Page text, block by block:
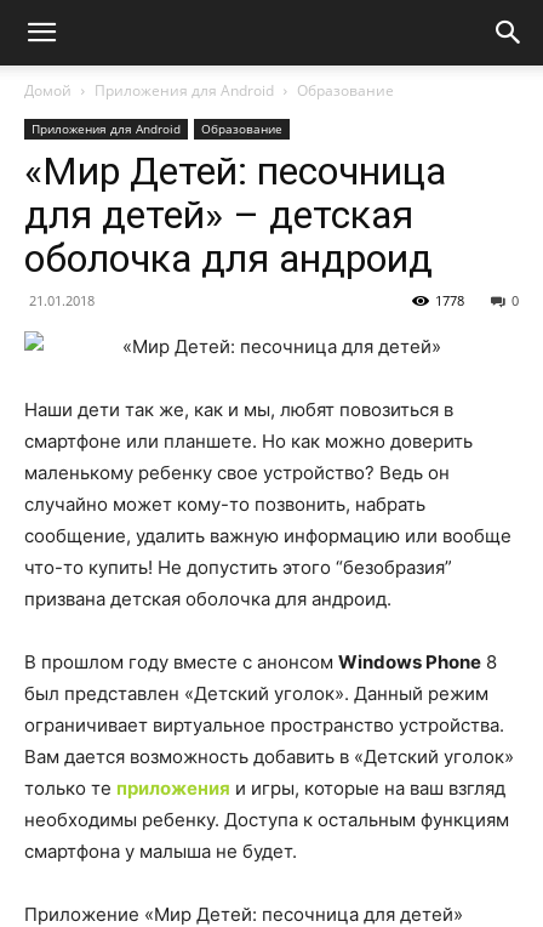
Домой Приложения для Android Образование
Приложения для Android Образование
«Мир Детей: песочница
для детей» – детская
оболочка для андроид
21.01.2018 0
1778
Наши дети так же, как и мы, любят повозиться в
смартфоне или планшете. Но как можно доверить
маленькому ребенку свое устройство? Ведь он
случайно может кому-то позвонить, набрать
сообщение, удалить важную информацию или вообще
что-то купить! Не допустить этого “безобразия”
призвана детская оболочка для андроид.
В прошлом году вместе с анонсом Windows Phone 8
был представлен «Детский уголок». Данный режим
ограничивает виртуальное пространство устройства.
Вам дается возможность добавить в «Детский уголок»
только те приложения и игры, которые на ваш взгляд
необходимы ребенку. Доступа к остальным функциям
смартфона у малыша не будет.
Приложение «Мир Детей: песочница для детей»